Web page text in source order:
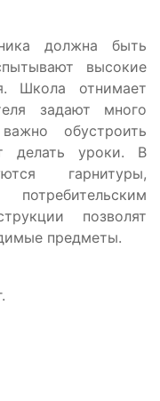
должна быть
высокие
Школа отнимает
задают много
обустроить
делать уроки. В
гарнитуры,
позволят
предметы.